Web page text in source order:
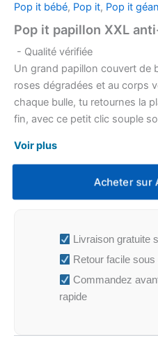
Pop it bébé, Pop it, Pop it
Pop it papillon XXL
- Qualité vérifiée
Un grand papillon couvert de
roses dégradées et au corps
chaque bulle, tu retournes la
fin, avec ce petit clic souple
sac.
Voir plus
Acheter sur
Livraison gratuite
Retour facile sous
Commandez
rapide